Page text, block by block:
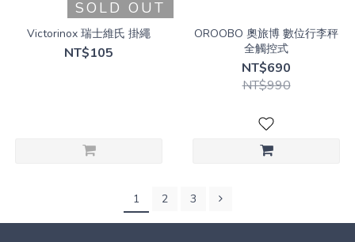
SOLD OUT
Victorinox 瑞士維氏 掛繩
NT$105
OROOBO 奧旅博 數位行李秤
全觸控式
NT$690
NT$990
1 2 3